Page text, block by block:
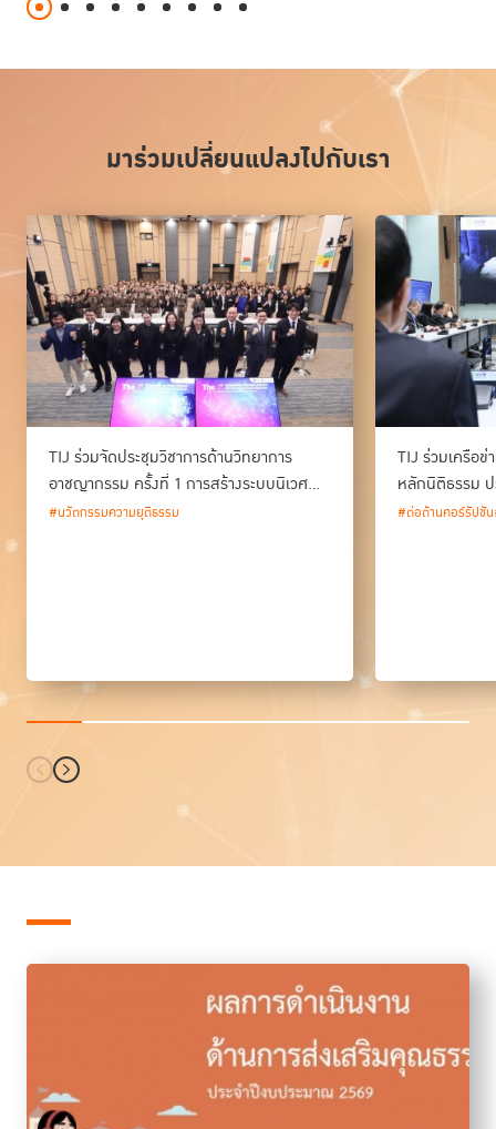
มาร่วมเปลี่ยนแปลงไปกับเรา
TIJ ร่วมจัดประชุมวิชาการด้านวิทยาการ
อาชญากรรม ครั้งที่ 1 การสร้างระบบนิเวศ
ด้านวิทยาการอาชญากรรม และนวัตกรรม
#นวัตกรรมความยุติธรรม
TIJ ร่วมเครือ
หลักนิติธรรม ป
#ต่อต้านคอร์รัปชัน